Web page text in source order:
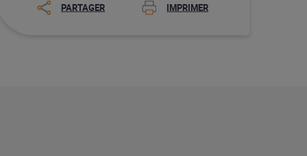
PARTAGER IMPRIMER